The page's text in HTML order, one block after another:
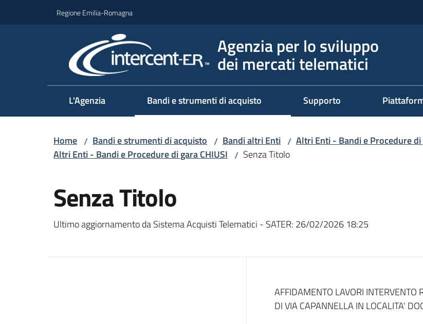
Regione Emilia-Romagna
Agenzia per lo sviluppo
dei mercati telematici
L'Agenzia Bandi e strumenti di acquisto Supporto
Home / Bandi e strumenti di acquisto / Bandi altri Enti / Altri Enti - Bandi e Procedure di
Altri Enti - Bandi e Procedure di gara CHIUSI / Senza Titolo
Senza Titolo
Ultimo aggiornamento da Sistema Acquisti Telematici - SATER: 26/02/2026 18:25
Dati del bando
AFFIDAMENTO LAVORI INTERVENTO
DI VIA CAPANNELLA IN LOCALITA'